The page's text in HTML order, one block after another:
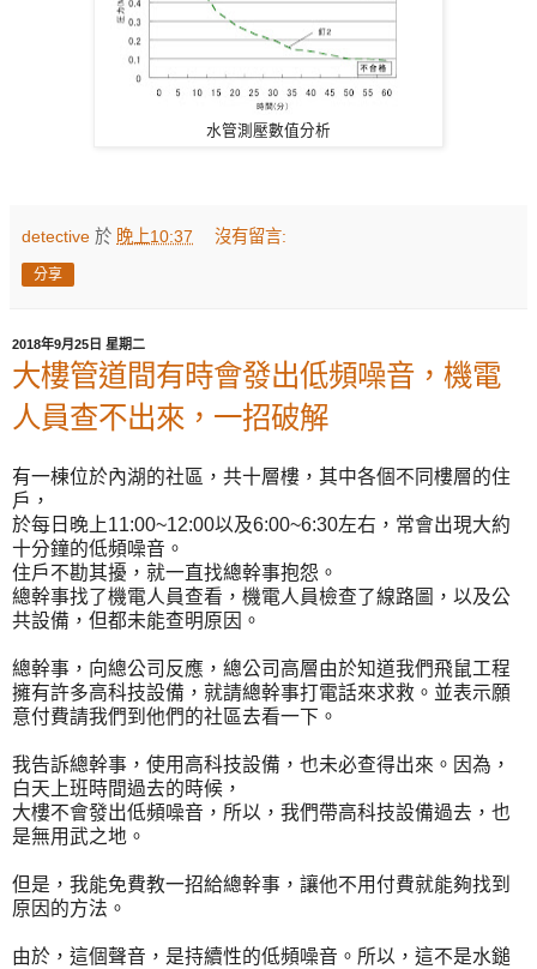
水管測壓數值分析
detective 於 晚上10:37 沒有留言:
分享
2018年9月25日 星期二
大樓管道間有時會發出低頻噪音，機電
人員查不出來，一招破解
有一棟位於內湖的社區，共十層樓，其中各個不同樓層的住
戶，
於每日晚上11:00~12:00以及6:00~6:30左右，常會出現大約
十分鐘的低頻噪音。
住戶不勘其擾，就一直找總幹事抱怨。
總幹事找了機電人員查看，機電人員檢查了線路圖，以及公
共設備，但都未能查明原因。
總幹事，向總公司反應，總公司高層由於知道我們飛鼠工程
擁有許多高科技設備，就請總幹事打電話來求救。並表示願
意付費請我們到他們的社區去看一下。
我告訴總幹事，使用高科技設備，也未必查得出來。因為，
白天上班時間過去的時候，
大樓不會發出低頻噪音，所以，我們帶高科技設備過去，也
是無用武之地。
但是，我能免費教一招給總幹事，讓他不用付費就能夠找到
原因的方法。
由於，這個聲音，是持續性的低頻噪音。所以，這不是水鎚